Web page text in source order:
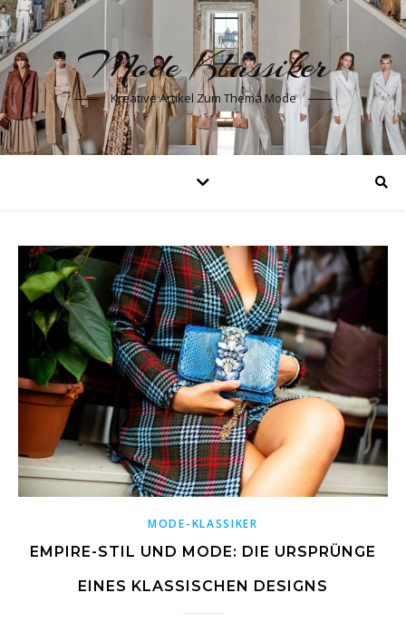
Mode Klassiker
Kreative Artikel Zum Thema Mode
MODE-KLASSIKER
EMPIRE-STIL UND MODE: DIE URSPRÜNGE
EINES KLASSISCHEN DESIGNS